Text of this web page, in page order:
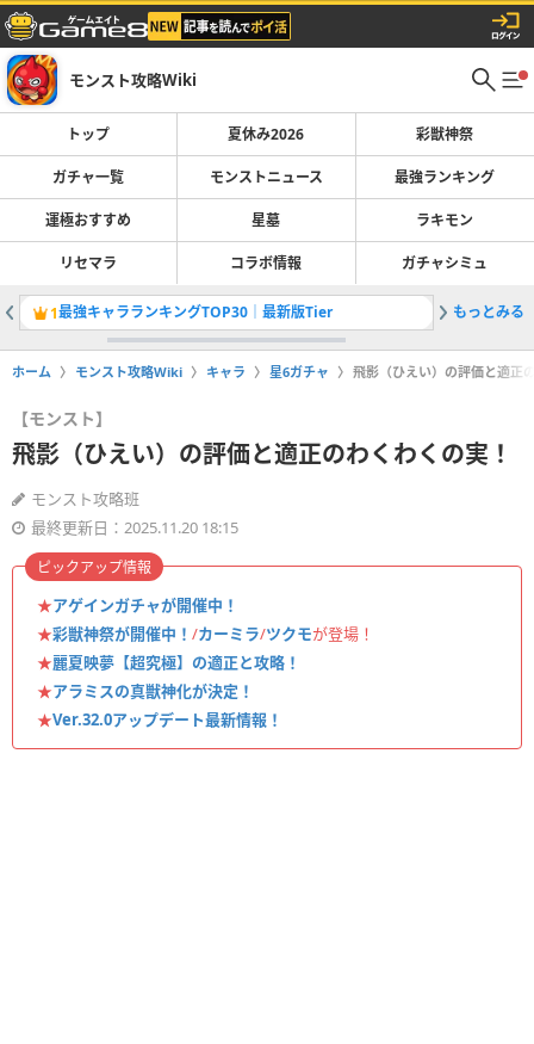
モンスト攻略Wiki
トップ 夏休み2026 彩獣神祭
ガチャ一覧 モンストニュース 最強ランキング
運極おすすめ 星墓 ラキモン
リセマラ コラボ情報 ガチャシミュ
1最強キャラランキングTOP30｜最新版Tier 2彩獣神
もっとみる
ホーム モンスト攻略Wiki キャラ 星6ガチャ 飛影（ひえい）の評価と適正
【モンスト】
飛影（ひえい）の評価と適正のわくわくの実！
モンスト攻略班
最終更新日：2025.11.20 18:15
★アゲインガチャが開催中！
★彩獣神祭が開催中！ /カーミラ/ツクモが登場！
★麗夏映夢【超究極】の適正と攻略！
★アラミスの真獣神化が決定！
★Ver.32.0アップデート最新情報！
ピックアップ情報